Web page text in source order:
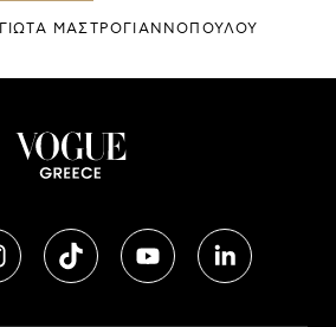
ΓΙΩΤΑ ΜΑΣΤΡΟΓΙΑΝΝΟΠΟΥΛΟΥ